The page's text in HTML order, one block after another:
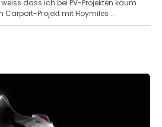
dass ich bei PV-Projekten kaum
Projekt mit Hoymiles ...